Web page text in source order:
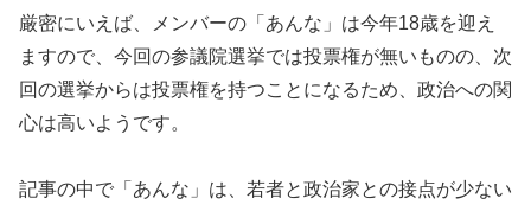
厳密にいえば、メンバーの「あんな」は今年18歳を迎え
ますので、今回の参議院選挙では投票権が無いものの、次
回の選挙からは投票権を持つことになるため、政治への関
心は高いようです。
記事の中で「あんな」は、若者と政治家との接点が少ない